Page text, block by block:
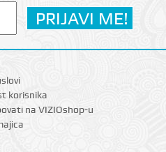
korisnika
na VIZIOshop-u